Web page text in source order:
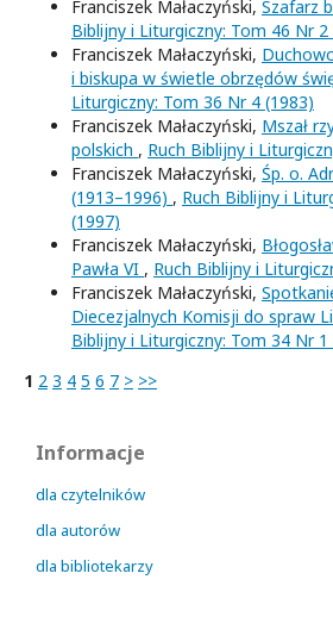
Franciszek Małaczyński, Szafarz
Biblijny i Liturgiczny: Tom 46 Nr 2
Franciszek Małaczyński,
i biskupa w świetle obrzędów
Liturgiczny: Tom 36 Nr 4 (1983)
Franciszek Małaczyński, Mszał
polskich , Ruch Biblijny i
Franciszek Małaczyński, Śp. o.
(1913–1996) , Ruch Biblijny i
(1997)
Franciszek Małaczyński,
Pawła VI , Ruch Biblijny i
Franciszek Małaczyński,
Diecezjalnych Komisji do spraw
Biblijny i Liturgiczny: Tom 34 Nr 1
1 2 3 4 5 6 7 > >>
Informacje
dla czytelników
dla autorów
dla bibliotekarzy